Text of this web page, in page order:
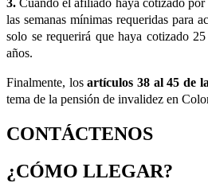
3. Cuando el afiliado haya cotizado
las semanas mínimas requeridas para
solo se requerirá que haya cotizado
años.
Finalmente, losartículos 38 al 45 de
tema de la pensión de invalidez en
CONTÁCTENOS
¿CÓMO LLEGAR?